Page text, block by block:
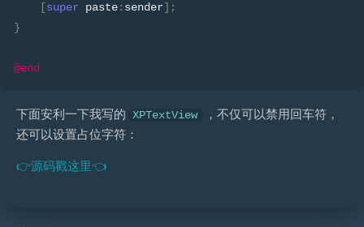
[super paste: sender];
}
@end
下面安利一下我写的 XPTextView
，不仅可以禁用回车符，
还可以设置占位字符：
👉源码戳这里👈